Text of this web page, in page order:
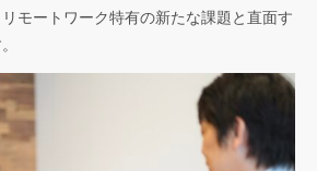
モートワーク特有の新たな課題と直面す